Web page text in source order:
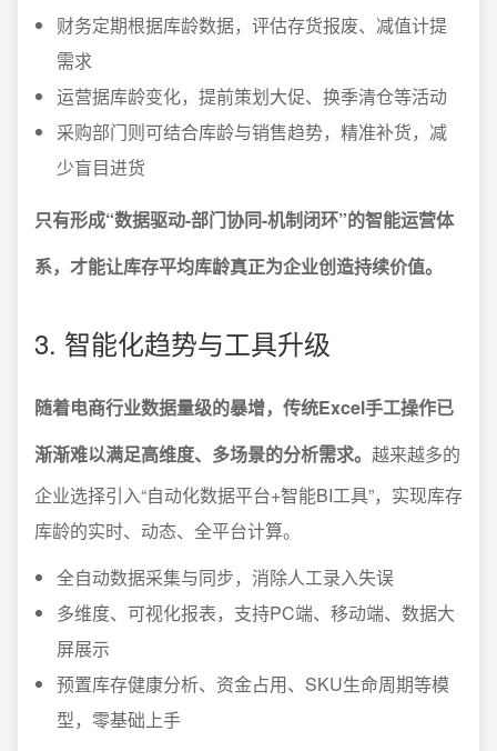
财务定期根据库龄数据，评估存货报废、减值计提
需求
运营据库龄变化，提前策划大促、换季清仓等活动
采购部门则可结合库龄与销售趋势，精准补货，减
少盲目进货
只有形成“数据驱动-部门协同-机制闭环”的智能运营体
系，才能让库存平均库龄真正为企业创造持续价值。
3. 智能化趋势与工具升级
随着电商行业数据量级的暴增，传统Excel手工操作已
渐渐难以满足高维度、多场景的分析需求。 越来越多的
企业选择引入“自动化数据平台+智能BI工具”，实现库存
库龄的实时、动态、全平台计算。
全自动数据采集与同步，消除人工录入失误
多维度、可视化报表，支持PC端、移动端、数据大
屏展示
预置库存健康分析、资金占用、SKU生命周期等模
型，零基础上手